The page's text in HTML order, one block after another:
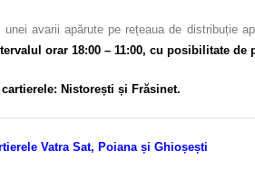
avarii apărute pe rețeaua de distribuție
orar 18:00 – 11:00, cu posibilitate de
cartierele: Nistorești și Frăsinet.
Vatra Sat, Poiana și Ghioșești